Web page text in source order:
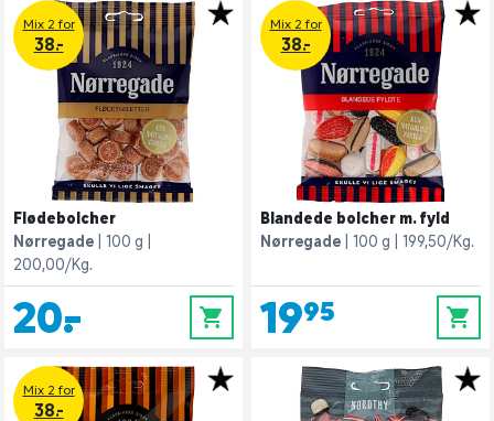
Mix 2 for
38.-
Flødebolcher
Nørregade
100 g
200,00/Kg.
20,- 0
Mix 2 for
38.-
Blandede bolcher m. fyld
Nørregade
100 g 199,50/Kg.
19,95 0
Mix 2 for
38.-